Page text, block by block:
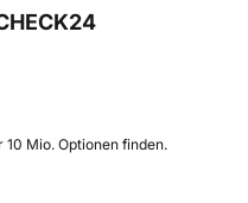
10 Mio. Optionen finden.